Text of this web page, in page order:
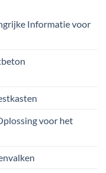
Informatie voor
voor het